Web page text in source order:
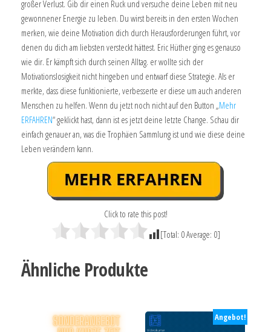
großer Verlust. Gib dir einen Ruck und versuche deine Leben mit neu
gewonnener Energie zu leben. Du wirst bereits in den ersten Wochen
merken, wie deine Motivation dich durch Herausforderungen führt, vor
denen du dich am liebsten versteckt hättest. Eric Hüther ging es genauso
wie dir. Er kämpft sich durch seinen Alltag. er wollte sich der
Motivationslosigkeit nicht hingeben und entwarf diese Strategie. Als er
merkte, dass diese funktionierte, verbesserte er diese um auch anderen
Menschen zu helfen. Wenn du jetzt noch nicht auf den Button „Mehr
ERFAHREN“ geklickt hast, dann ist es jetzt deine letzte Change. Schau dir
einfach genauer an, was die Trophäen Sammlung ist und wie diese deine
Leben verändern kann.
Click to rate this post!
[Total: 0Average: 0]
Ähnliche Produkte
Angebot!